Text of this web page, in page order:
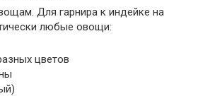
Для гарнира к индейке на
любые овощи:
цветов